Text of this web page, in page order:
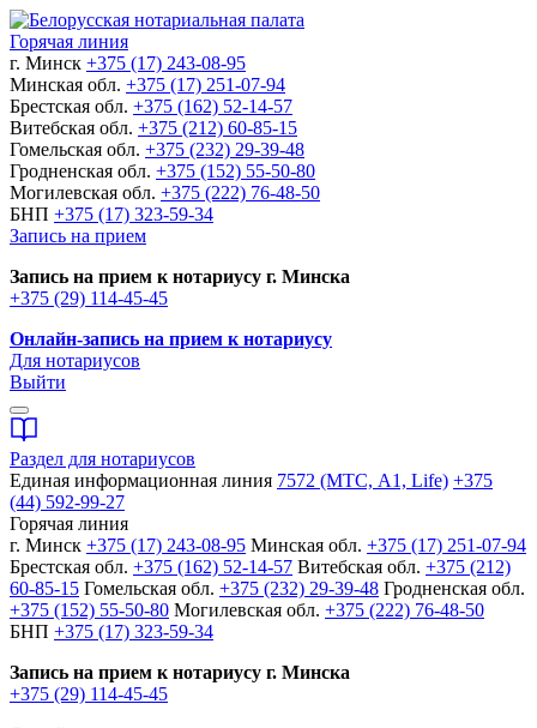
Горячая линия
г. Минск +375 (17) 243-08-95
Минская обл. +375 (17) 251-07-94
Брестская обл. +375 (162) 52-14-57
Витебская обл. +375 (212) 60-85-15
Гомельская обл. +375 (232) 29-39-48
Гродненская обл. +375 (152) 55-50-80
Могилевская обл. +375 (222) 76-48-50
БНП +375 (17) 323-59-34
Запись на прием
Запись на прием к нотариусу г. Минска
+375 (29) 114-45-45
Онлайн-запись на прием к нотариусу
Для нотариусов
Выйти
Раздел для нотариусов
Единая информационная линия 7572 (МТС, A1, Life) +375
(44) 592-99-27
Горячая линия
г. Минск +375 (17) 243-08-95 Минская обл. +375 (17) 251-07-94
Брестская обл. +375 (162) 52-14-57 Витебская обл. +375 (212)
60-85-15 Гомельская обл. +375 (232) 29-39-48 Гродненская обл.
+375 (152) 55-50-80 Могилевская обл. +375 (222) 76-48-50
БНП +375 (17) 323-59-34
Запись на прием к нотариусу г. Минска
+375 (29) 114-45-45